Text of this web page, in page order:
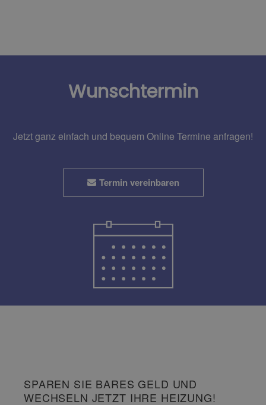
Wunschtermin
Jetzt ganz einfach und bequem Online Termine anfragen!
Termin vereinbaren
SPAREN SIE BARES GELD UND
WECHSELN JETZT IHRE HEIZUNG!